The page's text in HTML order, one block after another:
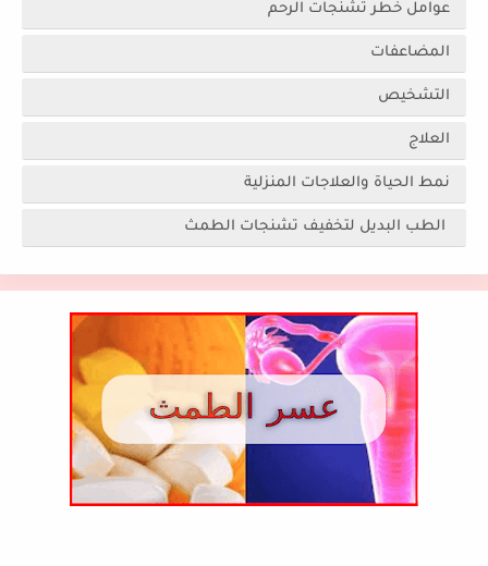
عوامل خطر تشنجات الرحم
المضاعفات
التشخيص
العلاج
نمط الحياة والعلاجات المنزلية
الطب البديل لتخفيف تشنجات الطمث